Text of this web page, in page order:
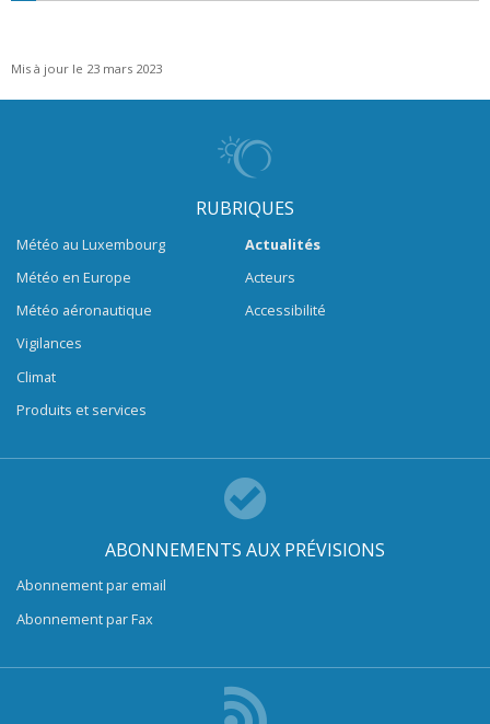
Mis à jour le 23 mars 2023
RUBRIQUES
Météo au Luxembourg
Météo en Europe
Météo aéronautique
Vigilances
Climat
Produits et services
Actualités
Acteurs
Accessibilité
ABONNEMENTS AUX PRÉVISIONS
Abonnement par email
Abonnement par Fax